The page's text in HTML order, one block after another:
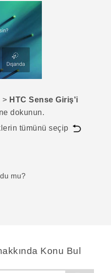
> HTC Sense Giriş'i
dokunun.
tümünü seçip
mu?
Konu Bul